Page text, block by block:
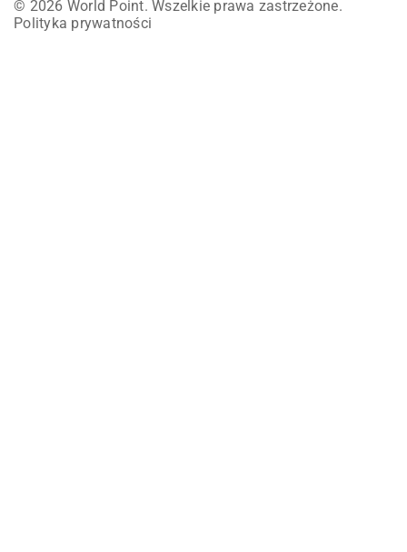
© 2026 World Point. Wszelkie prawa zastrzeżone.
Polityka prywatności